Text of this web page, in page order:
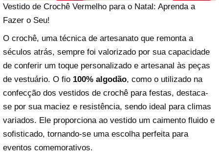
Vestido de Crochê Vermelho para o Natal: Aprenda a
Fazer o Seu!
O crochê, uma técnica de artesanato que remonta a
séculos atrás, sempre foi valorizado por sua capacidade
de conferir um toque personalizado e artesanal às peças
de vestuário. O fio 100% algodão, como o utilizado na
confecção dos vestidos de crochê para festas, destaca-
se por sua maciez e resistência, sendo ideal para climas
variados. Ele proporciona ao vestido um caimento fluido e
sofisticado, tornando-se uma escolha perfeita para
eventos comemorativos.